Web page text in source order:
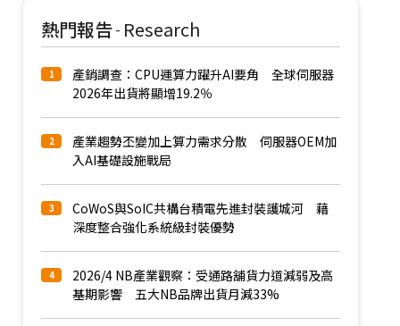
熱門報告 - Research
1
產銷調查：CPU運算力躍升AI要角 全球伺服器
2026年出貨將顯增19.2％
2
產業趨勢丕變加上算力需求分散 伺服器OEM加
入AI基礎設施戰局
3
CoWoS與SoIC共構台積電先進封裝護城河 藉
深度整合強化系統級封裝優勢
4
2026/4 NB產業觀察：受通路舖貨力道減弱及高
基期影響 五大NB品牌出貨月減33%